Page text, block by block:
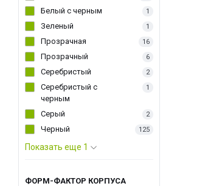
Белый с черным 1
Зеленый 1
Прозрачная 16
Прозрачный 6
Серебристый 2
Серебристый с
черным
1
Серый 2
Черный 125
Показать еще 1
ФОРМ-ФАКТОР КОРПУСА